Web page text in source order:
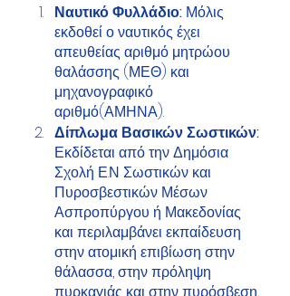
Ναυτικό Φυλλάδιο: Μόλις
εκδοθεί ο ναυτικός έχει
απευθείας αριθμό μητρώου
θαλάσσης (ΜΕΘ) και
μηχανογραφικό
αριθμό(ΑΜΗΝΑ).
Δίπλωμα Βασικών Σωστικών:
Εκδίδεται από την Δημόσια
Σχολή Ε.Ν Σωστικών και
Πυροσβεστικών Μέσων
Ασπροπύργου ή Μακεδονίας
και περιλαμβάνει εκπαίδευση
στην ατομική επιβίωση στην
θάλασσα, στην πρόληψη
πυρκαγιάς και στην πυρόσβεση,